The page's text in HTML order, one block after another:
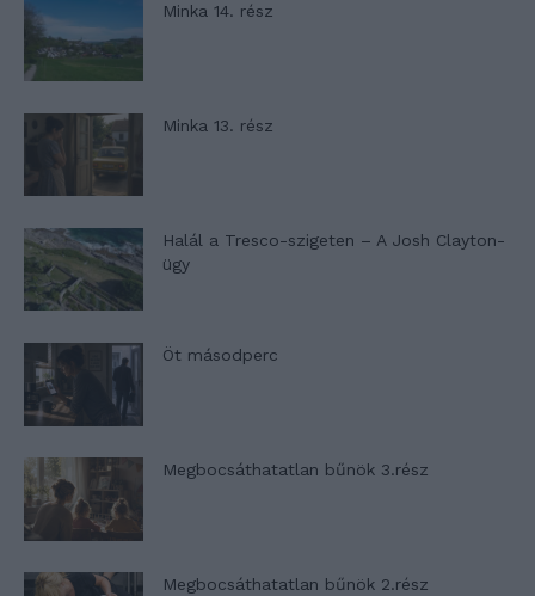
Minka 14. rész
Minka 13. rész
Halál a Tresco-szigeten – A Josh Clayton-
ügy
Öt másodperc
Megbocsáthatatlan bűnök 3.rész
Megbocsáthatatlan bűnök 2.rész